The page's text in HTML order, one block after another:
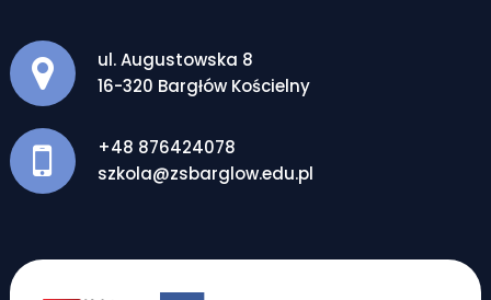
Adres pocztowy:
ul. Augustowska 8
16-320 Bargłów Kościelny
+48 876424078
szkola@zsbarglow.edu.pl